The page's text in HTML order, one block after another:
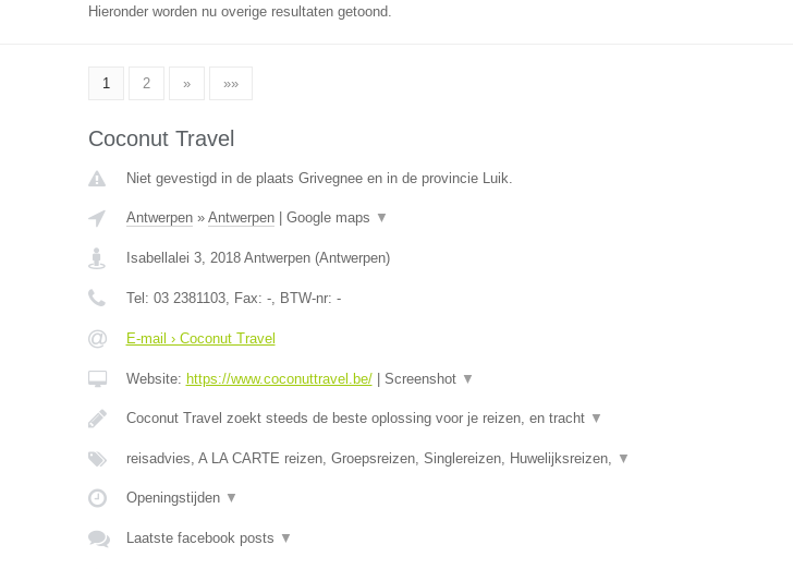
Hieronder worden nu overige resultaten getoond.
1 2 » »»
Coconut Travel
Niet gevestigd in de plaats Grivegnee en in de provincie Luik.
Antwerpen» Antwerpen| Google maps ▼
Isabellalei 3, 2018 Antwerpen(Antwerpen)
Tel: 03 2381103, Fax: -, BTW-nr: -
E-mail › Coconut Travel
Website: https://www.coconuttravel.be/| Screenshot ▼
Coconut Travel zoekt steeds de beste oplossing voor je reizen, en tracht ▼
reisadvies, A LA CARTE reizen, Groepsreizen, Singlereizen, Huwelijksreizen, ▼
Openingstijden ▼
Laatste facebook posts ▼